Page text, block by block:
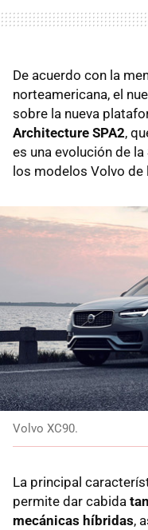
De acuerdo con la
norteamericana, el
sobre la nueva
Architecture SPA2,
es una evolución de
los modelos Volvo de
Volvo XC90.
La principal
permite dar cabida
mecánicas híbridas,